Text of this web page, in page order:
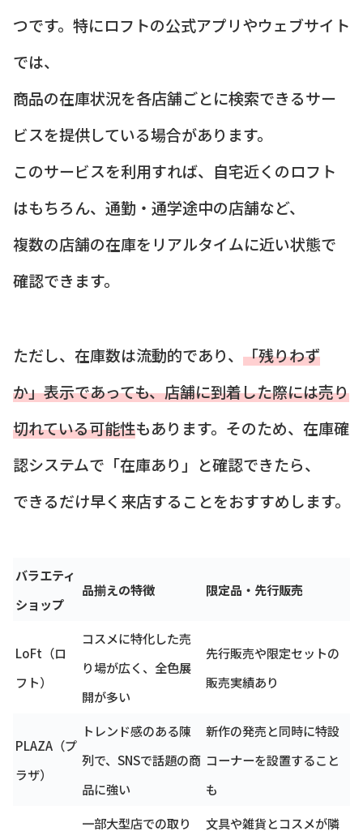
つです。特にロフトの公式アプリやウェブサイト
では、
商品の在庫状況を各店舗ごとに検索できるサー
ビスを提供している場合があります。
このサービスを利用すれば、自宅近くのロフト
はもちろん、通勤・通学途中の店舗など、
複数の店舗の在庫をリアルタイムに近い状態で
確認できます。
ただし、在庫数は流動的であり、 「残りわず
か」表示であっても、店舗に到着した際には売り
切れている可能性もあります。そのため、在庫確
認システムで「在庫あり」と確認できたら、
できるだけ早く来店することをおすすめします。
バラエティ
ショップ
品揃えの特徴 限定品・先行販売
LoFt（ロ
フト）
コスメに特化した売
り場が広く、全色展
開が多い
先行販売や限定セットの
販売実績あり
PLAZA（プ
ラザ）
トレンド感のある陳
列で、SNSで話題の商
品に強い
新作の発売と同時に特設
コーナーを設置すること
も
一部大型店での取り
文具や雑貨とコスメが隣